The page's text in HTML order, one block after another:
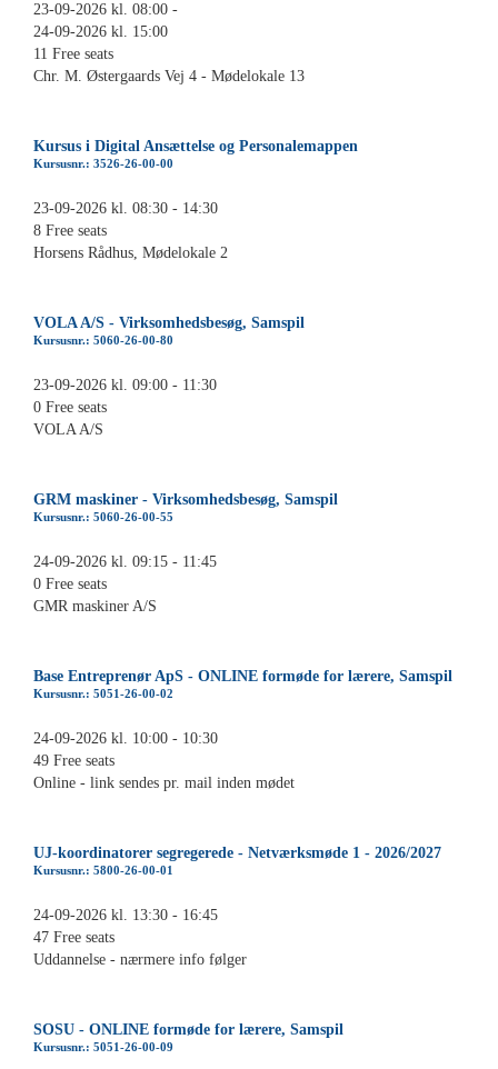
23-09-2026 kl. 08:00 -
24-09-2026 kl. 15:00
11 Free seats
Chr. M. Østergaards Vej 4 - Mødelokale 13
Kursus i Digital Ansættelse og Personalemappen
Kursusnr.: 3526-26-00-00
23-09-2026 kl. 08:30 - 14:30
8 Free seats
Horsens Rådhus, Mødelokale 2
VOLA A/S - Virksomhedsbesøg, Samspil
Kursusnr.: 5060-26-00-80
23-09-2026 kl. 09:00 - 11:30
0 Free seats
VOLA A/S
GRM maskiner - Virksomhedsbesøg, Samspil
Kursusnr.: 5060-26-00-55
24-09-2026 kl. 09:15 - 11:45
0 Free seats
GMR maskiner A/S
Base Entreprenør ApS - ONLINE formøde for lærere, Samspil
Kursusnr.: 5051-26-00-02
24-09-2026 kl. 10:00 - 10:30
49 Free seats
Online - link sendes pr. mail inden mødet
UJ-koordinatorer segregerede - Netværksmøde 1 - 2026/2027
Kursusnr.: 5800-26-00-01
24-09-2026 kl. 13:30 - 16:45
47 Free seats
Uddannelse - nærmere info følger
SOSU - ONLINE formøde for lærere, Samspil
Kursusnr.: 5051-26-00-09